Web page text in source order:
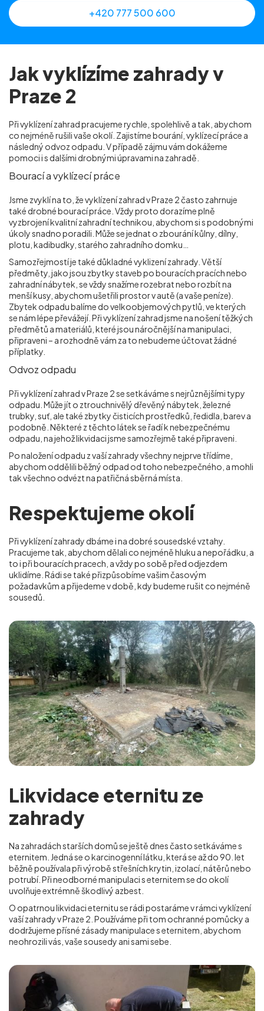
+420 777 500 600
Jak vyklízíme zahrady v
Praze 2
Při vyklízení zahrad pracujeme rychle, spolehlivě a tak, abychom
co nejméně rušili vaše okolí. Zajistíme bourání, vyklízecí práce a
následný odvoz odpadu. V případě zájmu vám dokážeme
pomoci i s dalšími drobnými úpravami na zahradě.
Bourací a vyklízecí práce
Jsme zvyklí na to, že vyklízení zahrad v Praze 2často zahrnuje
také drobné bourací práce. Vždy proto dorazíme plně
vyzbrojení kvalitní zahradní technikou, abychom si s podobnými
úkoly snadno poradili. Může se jednat o zbourání kůlny, dílny,
plotu, kadibudky, starého zahradního domku…
Samozřejmostí je také důkladné vyklizení zahrady. Větší
předměty, jako jsou zbytky staveb po bouracích pracích nebo
zahradní nábytek, se vždy snažíme rozebrat nebo rozbít na
menší kusy, abychom ušetřili prostor v autě (a vaše peníze).
Zbytek odpadu balíme do velkoobjemových pytlů, ve kterých
se nám lépe převážejí. Při vyklízení zahrad jsme na nošení těžkých
předmětů a materiálů, které jsou náročnější na manipulaci,
připraveni – a rozhodně vám za to nebudeme účtovat žádné
příplatky.
Odvoz odpadu
Při vyklízení zahrad v Praze 2se setkáváme s nejrůznějšími typy
odpadu. Může jít o ztrouchnivělý dřevěný nábytek, železné
trubky, suť, ale také zbytky čisticích prostředků, ředidla, barev a
podobně. Některé z těchto látek se řadí k nebezpečnému
odpadu, na jehož likvidaci jsme samozřejmě také připraveni.
Po naložení odpadu z vaší zahrady všechny nejprve třídíme,
abychom oddělili běžný odpad od toho nebezpečného, a mohli
tak všechno odvézt na patřičná sběrná místa.
Respektujeme okolí
Při vyklízení zahrady dbáme i na dobré sousedské vztahy.
Pracujeme tak, abychom dělali co nejméně hluku a nepořádku, a
to i při bouracích pracech, a vždy po sobě před odjezdem
uklidíme. Rádi se také přizpůsobíme vašim časovým
požadavkům a přijedeme v době, kdy budeme rušit co nejméně
sousedů.
Likvidace eternitu ze
zahrady
Na zahradách starších domů se ještě dnes často setkáváme s
eternitem. Jedná se o karcinogenní látku, která se až do 90. let
běžně používala při výrobě střešních krytin, izolací, nátěrů nebo
potrubí. Při neodborné manipulaci s eternitem se do okolí
uvolňuje extrémně škodlivý azbest.
O opatrnou likvidaci eternitu se rádi postaráme v rámci vyklízení
vaší zahrady v Praze 2 . Používáme při tom ochranné pomůcky a
dodržujeme přísné zásady manipulace s eternitem, abychom
neohrozili vás, vaše sousedy ani sami sebe.